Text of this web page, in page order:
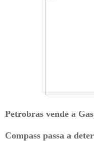
Petrobras vende a
Compass passa a